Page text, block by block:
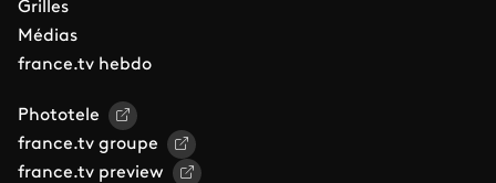
Grilles
Médias
france.tv hebdo
Phototele
france.tv groupe
france.tv preview